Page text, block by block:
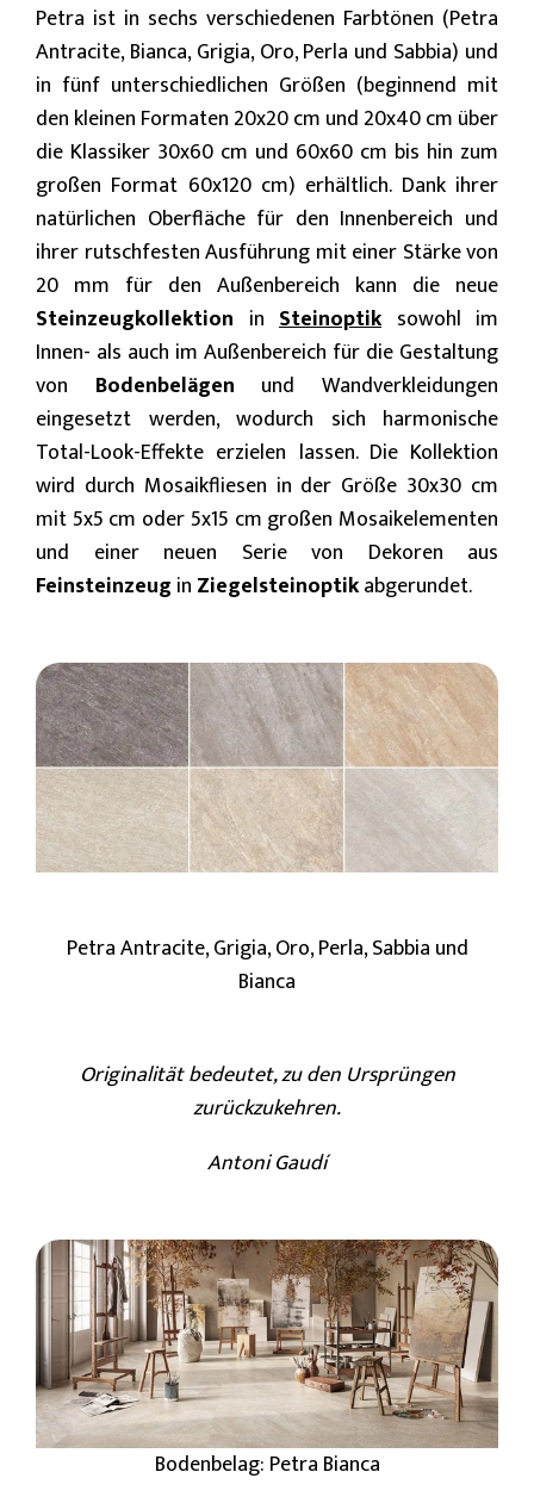
Petra ist in sechs verschiedenen Farbtönen (Petra
Antracite, Bianca, Grigia, Oro, Perla und Sabbia) und
in fünf unterschiedlichen Größen (beginnend mit
den kleinen Formaten 20x20 cm und 20x40 cm über
die Klassiker 30x60 cm und 60x60 cm bis hin zum
großen Format 60x120 cm) erhältlich. Dank ihrer
natürlichen Oberfläche für den Innenbereich und
ihrer rutschfesten Ausführung mit einer Stärke von
20 mm für den Außenbereich kann die neue
Steinzeugkollektion in Steinoptiksowohl im
Innen- als auch im Außenbereich für die Gestaltung
von Bodenbelägen und Wandverkleidungen
eingesetzt werden, wodurch sich harmonische
Total-Look-Effekte erzielen lassen. Die Kollektion
wird durch Mosaikfliesen in der Größe 30x30 cm
mit 5x5 cm oder 5x15 cm großen Mosaikelementen
und einer neuen Serie von Dekoren aus
Feinsteinzeug in Ziegelsteinoptikabgerundet.
Petra Antracite, Grigia, Oro, Perla, Sabbia und
Bianca
Originalität bedeutet, zu den Ursprüngen
zurückzukehren.
Antoni Gaudí
Bodenbelag: Petra Bianca